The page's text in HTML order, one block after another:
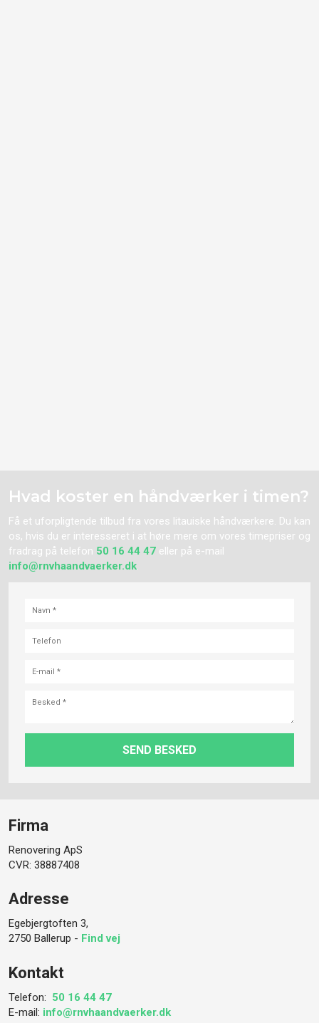
Hvad koster en håndværker i timen?
Få et uforpligtende tilbud fra vores litauiske håndværkere. Du kan
os, hvis du er interesseret i at høre mere om vores timepriser og
fradrag på telefon 50 16 44 47 eller på e-mail
info@rnvhaandvaerker.dk.​
Firma
Renovering ApS
CVR: 38887408
Adresse
Egebjergtoften 3,
2750 Ballerup - Find vej
Kontakt
Telefon: ​ 50 16 44 47
E-mail: info@rnvhaandvaerker.dk